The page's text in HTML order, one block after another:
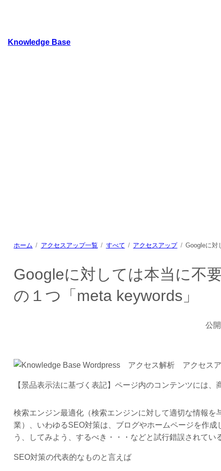
スKnowledge Base
ホーム アクセスアップ一覧 すべて アクセスアップ Googleに対
Googleに対しては本当に不
の１つ「meta keywords」
公開
【景品表示法に基づく表記】ページ内のコンテンツには
検索エンジン最適化（検索エンジンに対して適切な情報
業）、いわゆるSEO対策は、ブログやホームページを作
う、してみよう、するべき・・・などと試行錯誤されてい
SEO対策の代表的なものと言えば